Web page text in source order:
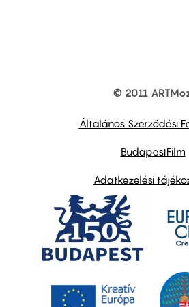
© 2011
Általános Szerződési
BudapestFilm
Adatkezelési